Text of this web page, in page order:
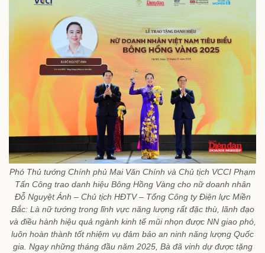
Phó Thủ tướng Chính phủ Mai Văn Chính và Chủ tịch VCCI Phạm
Tấn Công trao danh hiệu Bông Hồng Vàng cho nữ doanh nhân
Đỗ Nguyệt Ánh – Chủ tịch HĐTV – Tổng Công ty Điện lực Miền
Bắc: Là nữ tướng trong lĩnh vực năng lượng rất đặc thù, lãnh đạo
và điều hành hiệu quả ngành kinh tế mũi nhọn được NN giao phó,
luôn hoàn thành tốt nhiệm vụ đảm bảo an ninh năng lượng Quốc
gia. Ngay những tháng đầu năm 2025, Bà đã vinh dự được tặng